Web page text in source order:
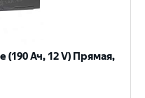
(190 Ач, 12 V) Прямая,